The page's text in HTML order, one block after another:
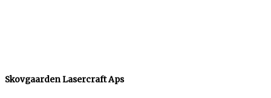
Skovgaarden Lasercraft Aps